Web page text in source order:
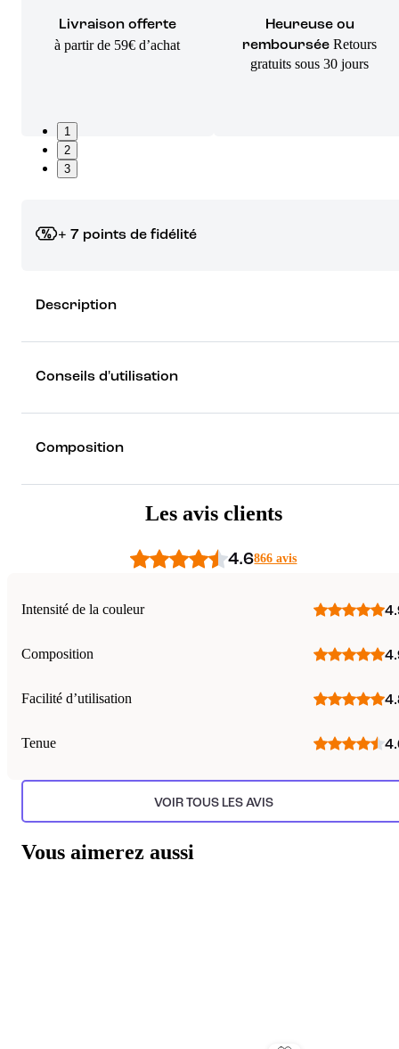
Livraison offerte
à partir de 59€ d’achat
Heureuse ou
remboursée Retours
gratuits sous 30 jours
1
2
3
+ 7 points de fidélité
rêver !
Découvrez les récompenses
Description
Conseils d'utilisation
Composition
Les avis clients
4.6866 avis
Intensité de la couleur
Composition
Facilité d’utilisation
Tenue
VOIR TOUS LES AVIS
Vous aimerez aussi